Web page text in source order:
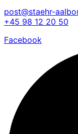
post@staehr-
+45 98 12 20 50
Facebook